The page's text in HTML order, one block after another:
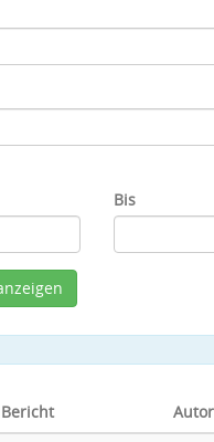
Bis
Bericht Autor